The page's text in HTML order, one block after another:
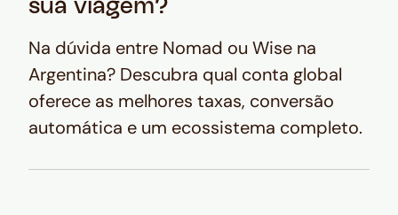
sua viagem?
Na dúvida entre Nomad ou Wise na
Argentina? Descubra qual conta global
oferece as melhores taxas, conversão
automática e um ecossistema completo.